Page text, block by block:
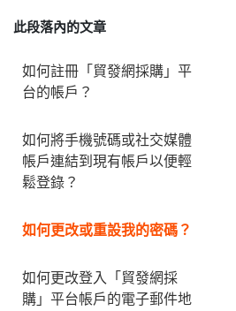
此段落內的文章
如何註冊「貿發網採購」平
台的帳戶？
如何將手機號碼或社交媒體
帳戶連結到現有帳戶以便輕
鬆登錄？
如何更改或重設我的密碼？
如何更改登入「貿發網採
購」平台帳戶的電子郵件地